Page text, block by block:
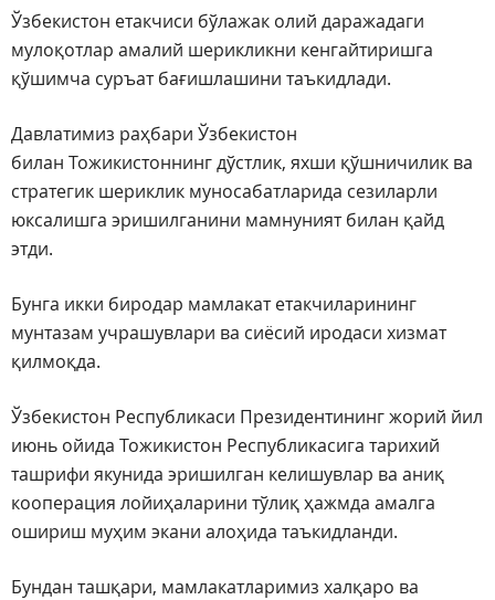
Ўзбекистон етакчиси бўлажак олий даражадаги
мулоқотлар амалий шерикликни кенгайтиришга
қўшимча суръат бағишлашини таъкидлади.
Давлатимиз раҳбари Ўзбекистон
билан Тожикистоннинг дўстлик, яхши қўшничилик ва
стратегик шериклик муносабатларида сезиларли
юксалишга эришилганини мамнуният билан қайд
этди.
Бунга икки биродар мамлакат етакчиларининг
мунтазам учрашувлари ва сиёсий иродаси хизмат
қилмоқда.
Ўзбекистон Республикаси Президентининг жорий йил
июнь ойида Тожикистон Республикасига тарихий
ташрифи якунида эришилган келишувлар ва аниқ
кооперация лойиҳаларини тўлиқ ҳажмда амалга
ошириш муҳим экани алоҳида таъкидланди.
Бундан ташқари, мамлакатларимиз халқаро ва